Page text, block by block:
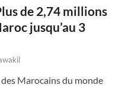
de 2,74 millions
jusqu’au 3
Marocains du monde